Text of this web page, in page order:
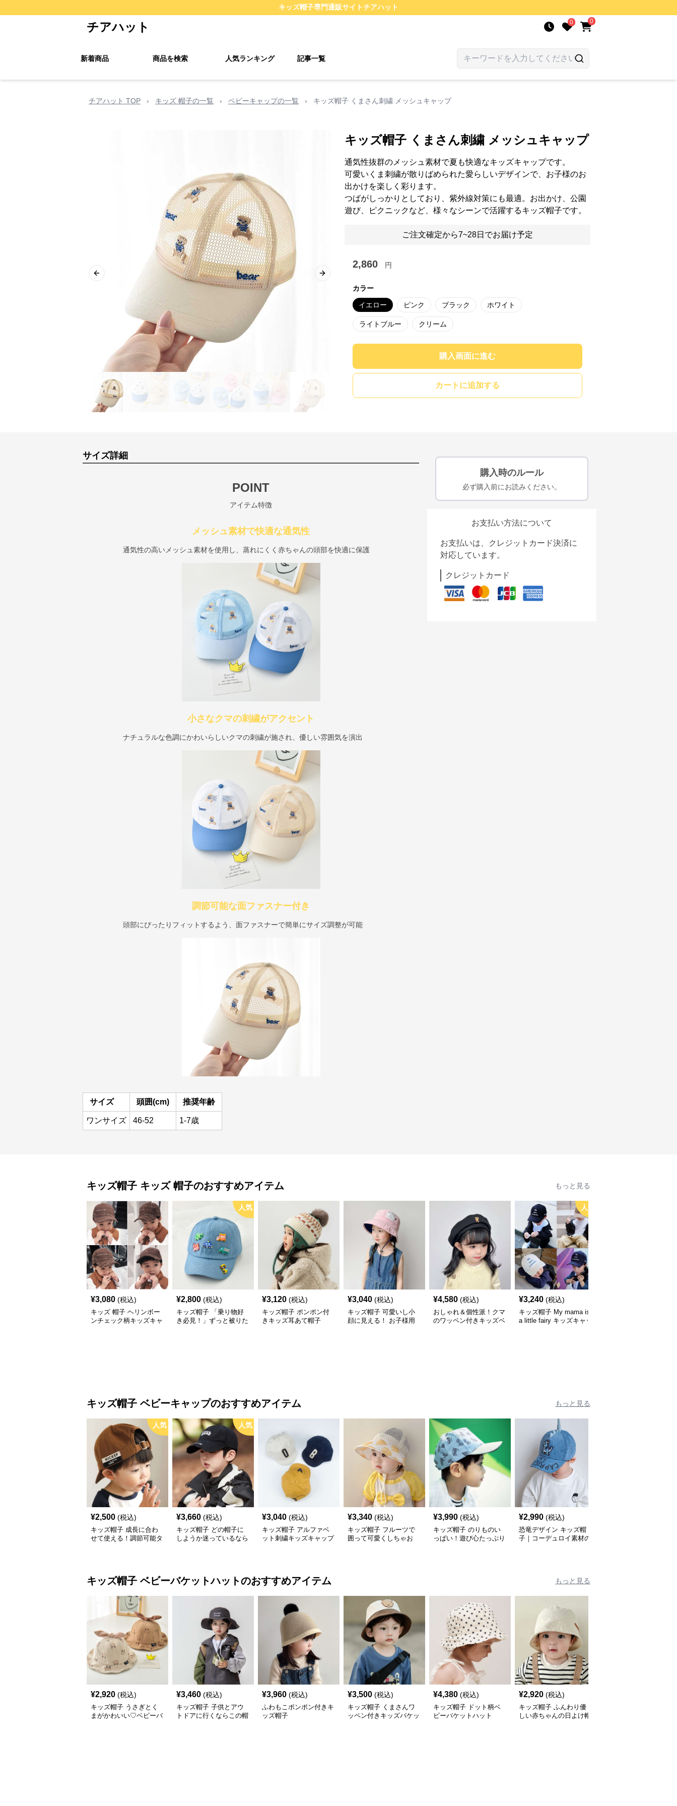
キッズ帽子専門通販サイトチアハット
チアハット 0 0
新着商品 商品を検索 人気ランキング 記事一覧
チアハット TOP › キッズ 帽子の一覧 › ベビーキャップの一覧 › キッズ帽子 くまさん刺繍 メッシュキャップ
Previous slide Next slide
キッズ帽子 くまさん刺繍 メッシュキャップ
通気性抜群のメッシュ素材で夏も快適なキッズキャップです。
可愛いくま刺繍が散りばめられた愛らしいデザインで、お子様のお
出かけを楽しく彩ります。
つばがしっかりとしており、紫外線対策にも最適。お出かけ、公園
遊び、ピクニックなど、様々なシーンで活躍するキッズ帽子です。
ご注文確定から7~28日でお届け予定
2,860 円
カラー
イエロー ピンク ブラック ホワイト
ライトブルー クリーム
購入画面に進む
カートに追加する
サイズ詳細
POINT
アイテム特徴
メッシュ素材で快適な通気性
通気性の高いメッシュ素材を使用し、蒸れにくく赤ちゃんの頭部を快適に保護
小さなクマの刺繍がアクセント
ナチュラルな色調にかわいらしいクマの刺繍が施され、優しい雰囲気を演出
調節可能な面ファスナー付き
頭部にぴったりフィットするよう、面ファスナーで簡単にサイズ調整が可能
サイズ 頭囲(cm) 推奨年齢
ワンサイズ 46-52 1-7歳
購入時のルール
必ず購入前にお読みください。
お支払い方法について
お支払いは、クレジットカード決済に
対応しています。
クレジットカード
キッズ帽子 キッズ 帽子のおすすめアイテム もっと見る
¥3,080 (税込)
キッズ 帽子 ヘリンボー
ンチェック柄キッズキャ
人気
¥2,800 (税込)
キッズ帽子 「乗り物好
き必見！」ずっと被りた
¥3,120 (税込)
キッズ帽子 ポンポン付
きキッズ耳あて帽子
¥3,040 (税込)
キッズ帽子 可愛いし小
顔に見える！ お子様用
¥4,580 (税込)
おしゃれ＆個性派！クマ
のワッペン付きキッズベ
人気
¥3,240 (税込)
キッズ帽子 My mama is
a little fairy キッズキャッ
キッズ帽子 ベビーキャップのおすすめアイテム もっと見る
人気
¥2,500 (税込)
キッズ帽子 成長に合わ
せて使える！調節可能タ
人気
¥3,660 (税込)
キッズ帽子 どの帽子に
しようか迷っているなら
¥3,040 (税込)
キッズ帽子 アルファベ
ット刺繍キッズキャップ
¥3,340 (税込)
キッズ帽子 フルーツで
囲って可愛くしちゃお
¥3,990 (税込)
キッズ帽子 のりものい
っぱい！遊び心たっぷり
¥2,990 (税込)
恐竜デザイン キッズ帽
子｜コーデュロイ素材の
キッズ帽子 ベビーバケットハットのおすすめアイテム もっと見る
¥2,920 (税込)
キッズ帽子 うさぎとく
まがかわいい♡ベビーバ
¥3,460 (税込)
キッズ帽子 子供とアウ
トドアに行くならこの帽
¥3,960 (税込)
ふわもこポンポン付きキ
ッズ帽子
¥3,500 (税込)
キッズ帽子 くまさんワ
ッペン付きキッズバケッ
¥4,380 (税込)
キッズ帽子 ドット柄ベ
ビーバケットハット
¥2,920 (税込)
キッズ帽子 ふんわり優
しい赤ちゃんの日よけ帽